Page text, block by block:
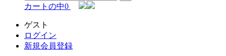
カートの中0
ゲスト
ログイン
新規会員登録